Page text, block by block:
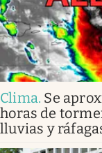
Clima. Se
horas de
lluvias y